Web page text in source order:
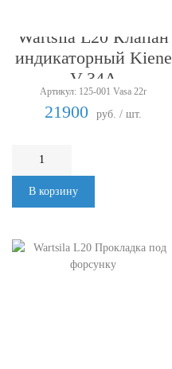
Wartsila L20 Клапан
индикаторный Kiene
V-34A
Артикул: 125-001 Vasa 22r
21900 руб. / шт.
В корзину